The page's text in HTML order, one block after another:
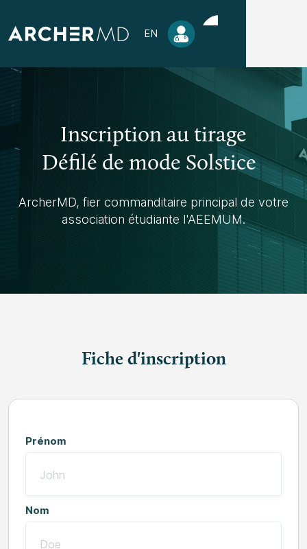
EN
Inscription au tirage
Défilé de mode Solstice
ArcherMD, fier commanditaire principal de votre
association étudiante l'AEEMUM.
Fiche d'inscription
Prénom
Nom